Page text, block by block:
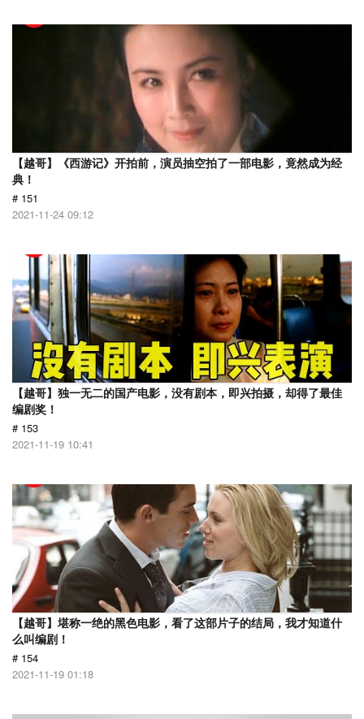
【越哥】《西游记》开拍前，演员抽空拍了一部电影，竟然成为经
典！
# 151
2021-11-24 09:12
【越哥】独一无二的国产电影，没有剧本，即兴拍摄，却得了最佳
编剧奖！
# 153
2021-11-19 10:41
【越哥】堪称一绝的黑色电影，看了这部片子的结局，我才知道什
么叫编剧！
# 154
2021-11-19 01:18